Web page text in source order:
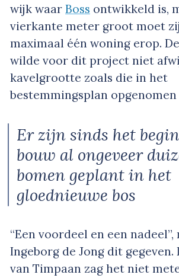
wijk waar Boss ontwikkeld is,
vierkante meter groot moet
maximaal één woning erop.
wilde voor dit project niet
kavelgrootte zoals die in het
bestemmingsplan opgenomen
Er zijn sinds het
bouw al ongeveer
bomen geplant in het
gloednieuwe bos
“Een voordeel en een
Ingeborg de Jong dit
van Timpaan zag het niet